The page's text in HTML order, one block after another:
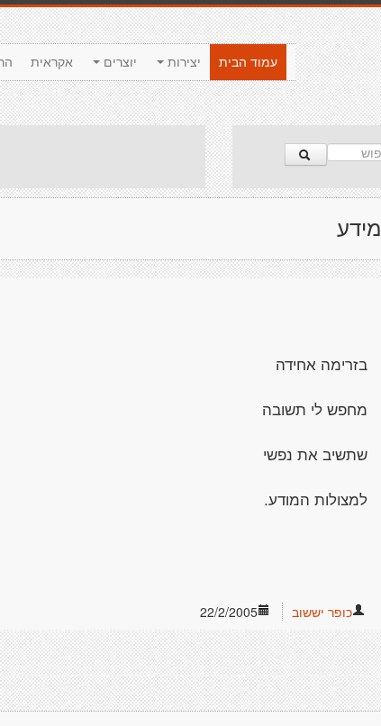
אקראית יוצרים יצירות
עמוד הבית
מידע
בזרימה אחידה
מחפש לי תשובה
שתשיב את נפשי
למצולות המודע.
22/2/2005 כופר יששוב